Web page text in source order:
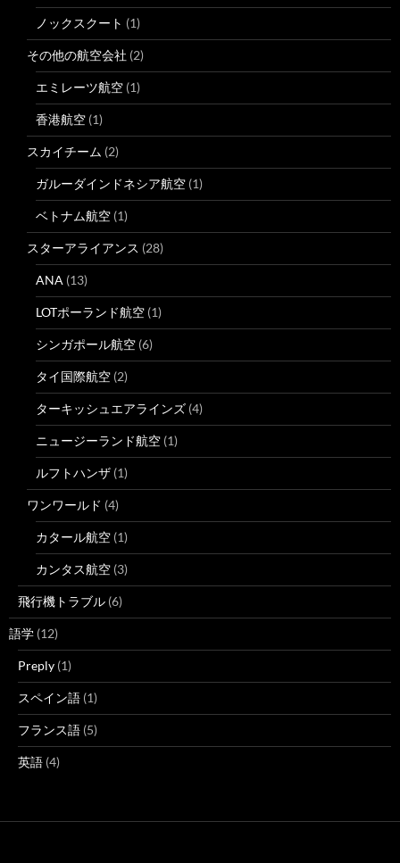
ノックスクート (1)
その他の航空会社 (2)
エミレーツ航空 (1)
香港航空 (1)
スカイチーム (2)
ガルーダインドネシア航空 (1)
ベトナム航空 (1)
スターアライアンス (28)
ANA (13)
LOTポーランド航空 (1)
シンガポール航空 (6)
タイ国際航空 (2)
ターキッシュエアラインズ (4)
ニュージーランド航空 (1)
ルフトハンザ (1)
ワンワールド (4)
カタール航空 (1)
カンタス航空 (3)
飛行機トラブル (6)
語学 (12)
Preply (1)
スペイン語 (1)
フランス語 (5)
英語 (4)